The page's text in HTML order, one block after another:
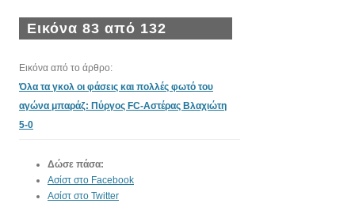
Εικόνα 83 από 132
Εικόνα από το άρθρο:
Όλα τα γκολ οι φάσεις και πολλές φωτό του
αγώνα μπαράζ: Πύργος FC-Αστέρας Βλαχιώτη
5-0
Δώσε πάσα:
Ασίστ στο Facebook
Ασίστ στο Twitter